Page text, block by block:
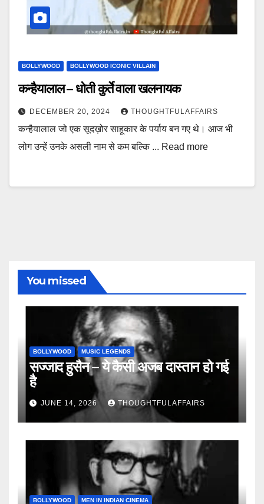
BOLLYWOOD BOLLYWOOD ICONIC VILLAIN
कन्हैयालाल – धोती कुर्ते वाला खलनायक
DECEMBER 20, 2024 THOUGHTFULAFFAIRS
कन्हैयालाल जो एक सूदख़ोर साहूकार के पर्याय बन गए थे। आज भी
लोग उन्हें उनके असली नाम से कम बल्कि ... Read more
You missed
BOLLYWOOD MUSIC LEGENDS
सज्जाद हुसैन – ये कैसी अजब दास्तान हो गई
है
JUNE 14, 2026 THOUGHTFULAFFAIRS
BOLLYWOOD MEN IN INDIAN CINEMA